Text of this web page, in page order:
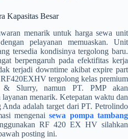
Kapasitas Besar
menarik untuk harga sewa unit
pelayanan memuaskan. Unit
tersedia kondisinya tergolong baru.
berpengaruh pada efektifitas kerja
terjadi downtime akibat expire part
tergolong kelas premium
& Slurry, namun PT. PMP akan
menarik. Ketepatan waktu dan
adalah target dari PT. Petrolindo
mengenaisewa pompa tambang
RF 420 EX HV silahkan
posting ini.